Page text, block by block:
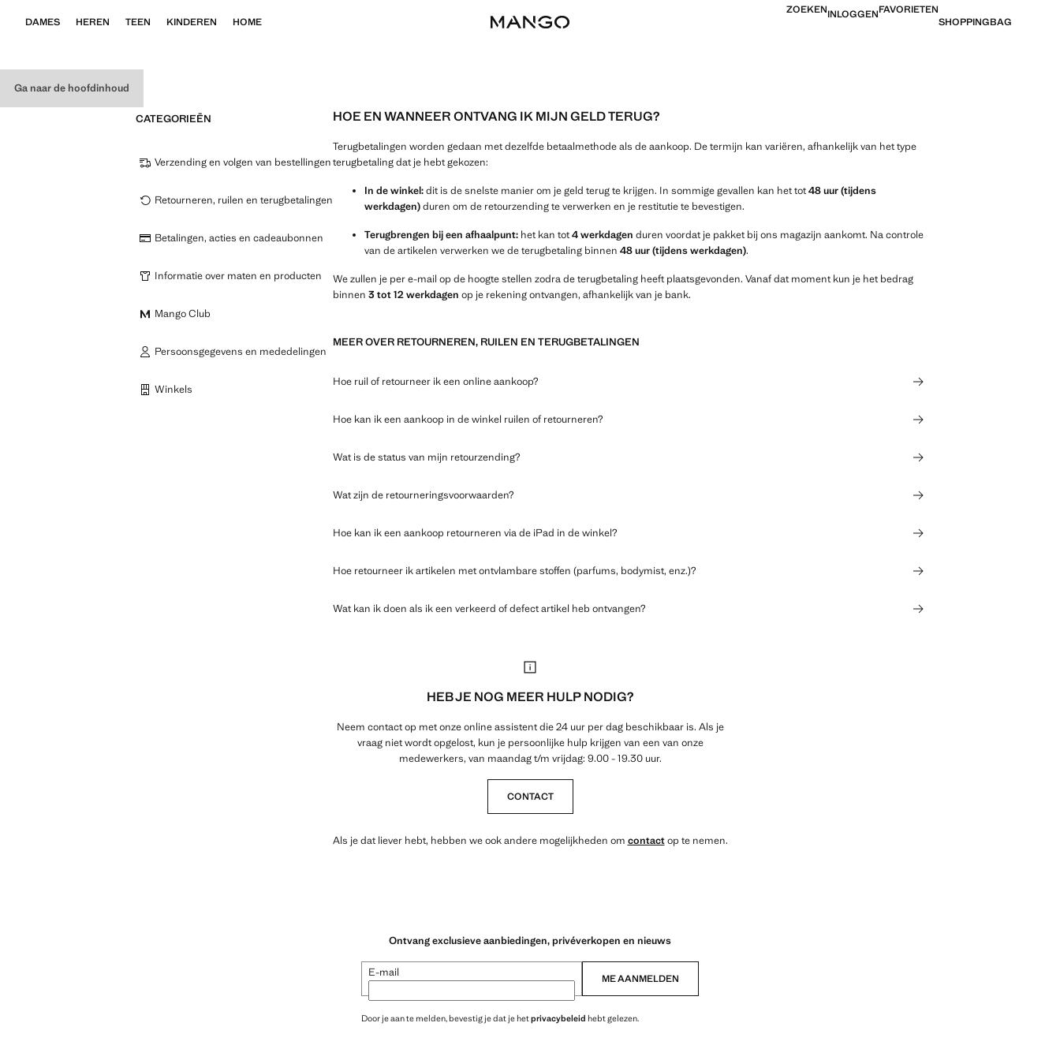
Ga naar de hoofdinhoud
DAMES HEREN TEEN KINDEREN HOME
ZOEKENINLOGGENFAVORIETEN
SHOPPINGBAG
HOE EN WANNEER ONTVANG IK MIJN GELD TERUG?
Terugbetalingen worden gedaan met dezelfde betaalmethode als de aankoop. De termijn kan variëren, afhankelijk van het type
terugbetaling dat je hebt gekozen:
In de winkel:dit is de snelste manier om je geld terug te krijgen. In sommige gevallen kan het tot48 uur (tijdens
werkdagen)duren om de retourzending te verwerken en je restitutie te bevestigen.
Terugbrengen bij een afhaalpunt: het kan tot4 werkdagen duren voordat je pakket bij ons magazijn aankomt. Na controle
van de artikelen verwerken we de terugbetaling binnen 48 uur (tijdens werkdagen).
We zullen je per e-mail op de hoogte stellen zodra de terugbetaling heeft plaatsgevonden. Vanaf dat moment kun je het bedrag
binnen 3 tot 12 werkdagen op je rekening ontvangen, afhankelijk van je bank.
MEER OVER RETOURNEREN, RUILEN EN TERUGBETALINGEN
Hoe ruil of retourneer ik een online aankoop?
Hoe kan ik een aankoop in de winkel ruilen of retourneren?
Wat is de status van mijn retourzending?
Wat zijn de retourneringsvoorwaarden?
Hoe kan ik een aankoop retourneren via de iPad in de winkel?
Hoe retourneer ik artikelen met ontvlambare stoffen (parfums, bodymist, enz.)?
Wat kan ik doen als ik een verkeerd of defect artikel heb ontvangen?
CATEGORIEËN
Verzending en volgen van bestellingen
Retourneren, ruilen en terugbetalingen
Betalingen, acties en cadeaubonnen
Informatie over maten en producten
Mango Club
Persoonsgegevens en mededelingen
Winkels
HEB JE NOG MEER HULP NODIG?
Neem contact op met onze online assistent die 24 uur per dag beschikbaar is. Als je
vraag niet wordt opgelost, kun je persoonlijke hulp krijgen van een van onze
medewerkers, van maandag t/m vrijdag: 9.00 - 19.30 uur.
CONTACT
Als je dat liever hebt, hebben we ook andere mogelijkheden om contactop te nemen.
Ontvang exclusieve aanbiedingen, privéverkopen en nieuws
E-mail ME AANMELDEN
Door je aan te melden, bevestig je dat je hetprivacybeleid hebt gelezen.